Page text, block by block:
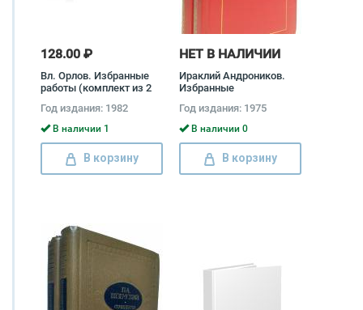
128.00 ₽
Вл. Орлов. Избранные
работы (комплект из 2
Год издания: 1982
В наличии 1
В корзину
НЕТ В НАЛИЧИИ
Ираклий Андроников.
Избранные
(комплект) Ираклий
Андроников
Год издания: 1975
В наличии 0
В корзину